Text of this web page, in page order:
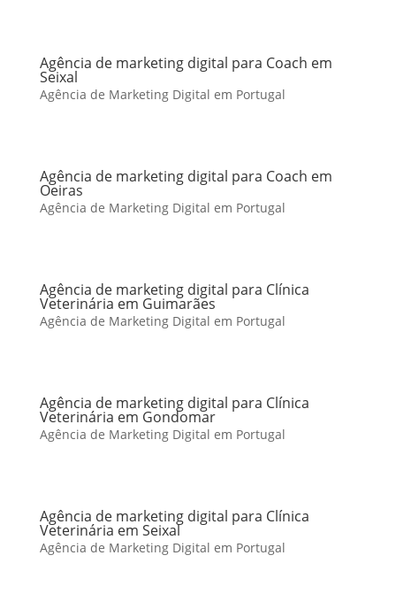
Agência de marketing digital para Coach em
Seixal
Agência de Marketing Digital em Portugal
Agência de marketing digital para Coach em
Oeiras
Agência de Marketing Digital em Portugal
Agência de marketing digital para Clínica
Veterinária em Guimarães
Agência de Marketing Digital em Portugal
Agência de marketing digital para Clínica
Veterinária em Gondomar
Agência de Marketing Digital em Portugal
Agência de marketing digital para Clínica
Veterinária em Seixal
Agência de Marketing Digital em Portugal